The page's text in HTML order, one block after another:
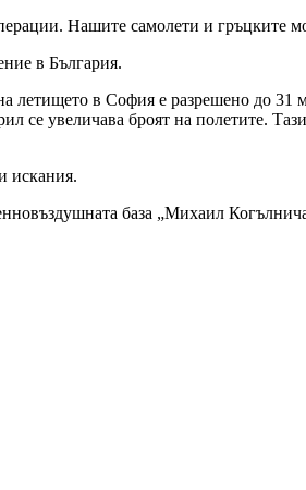
Нашите самолети и гръцките
в България.
летището в София е разрешено до 31
се увеличава броят на полетите.
искания.
база „Михаил